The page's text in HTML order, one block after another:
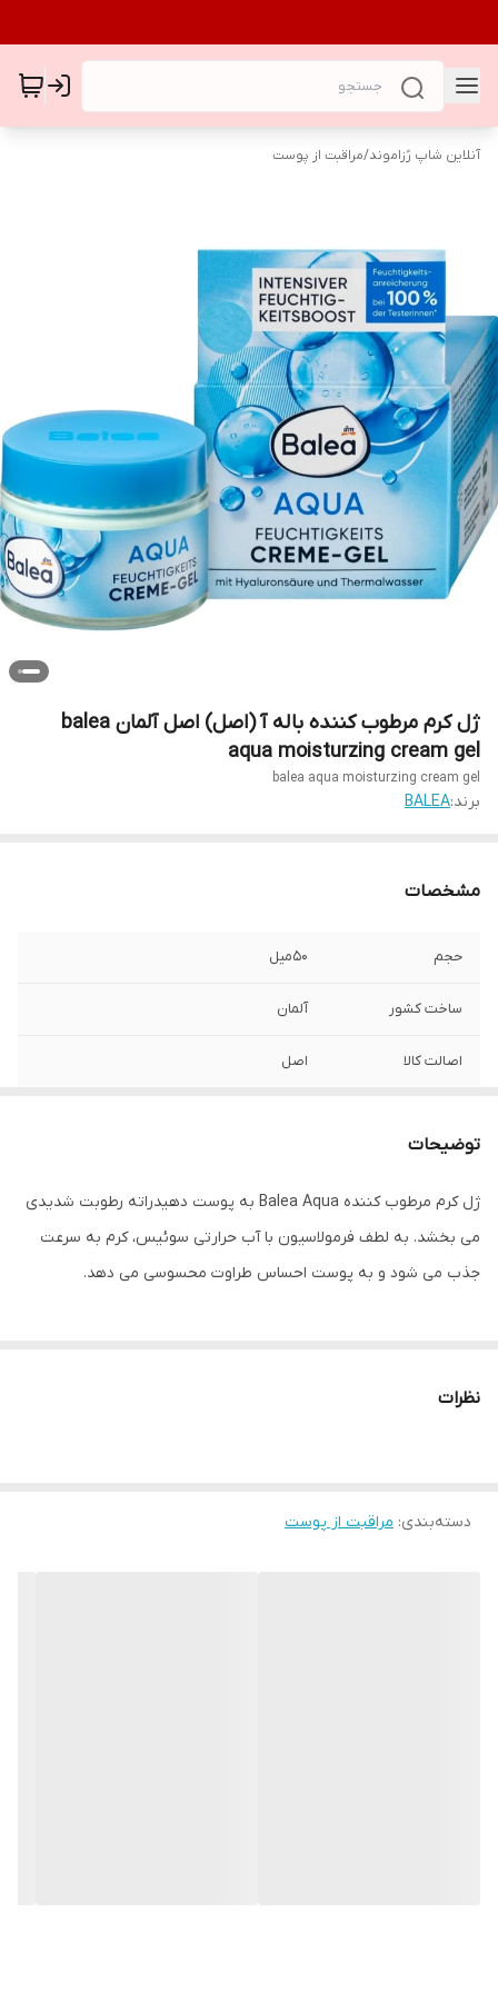
آنلاین شاپ رُزاموند/مراقبت از پوست
ژل کرم مرطوب کننده باله آ (اصل) اصل آلمان balea
aqua moisturzing cream gel
balea aqua moisturzing cream gel
برند:BALEA
مشخصات
حجم ۵۰میل
ساخت کشور آلمان
اصالت کالا اصل
توضیحات
ژل کرم مرطوب کننده Balea Aqua به پوست دهیدراته رطوبت شدیدی
می بخشد. به لطف فرمولاسیون با آب حرارتی سوئیس، کرم به سرعت
جذب می شود و به پوست احساس طراوت محسوسی می دهد.
داد و باعث می شود پوست شما صاف تر به نظر برسد. در کمترین زمان
نظرات
دسته‌بندی: مراقبت از پوست